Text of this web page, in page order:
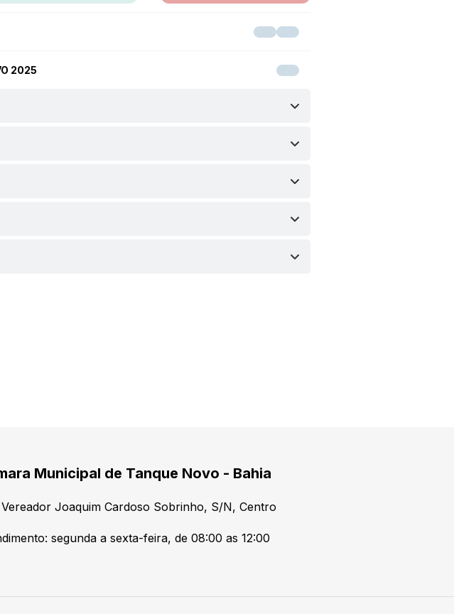
2025
Municipal de Tanque Novo - Bahia
Vereador Joaquim Cardoso Sobrinho, S/N, Centro
segunda a sexta-feira, de 08:00 as 12:00